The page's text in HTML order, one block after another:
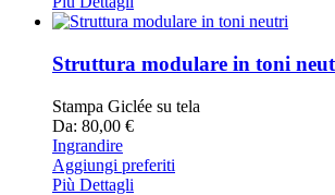
Struttura modulare in toni
Stampa Giclée su tela
Da: 80,00 €
Ingrandire
Aggiungi preferiti
Più Dettagli